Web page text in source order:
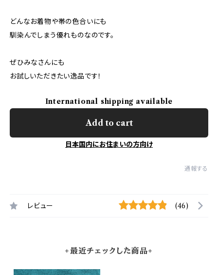
どんなお着物や帯の色合いにも
馴染んでしまう優れものなのです。
ぜひみなさんにも
お試しいただきたい逸品です！
International shipping available
Add to cart
日本国内にお住まいの方向け
通報する
レビュー (46)
+最近チェックした商品+